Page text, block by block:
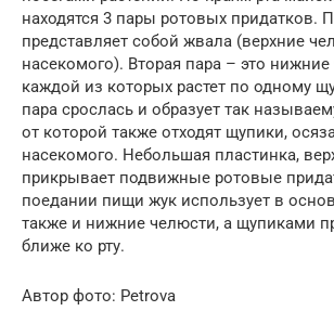
находятся 3 пары ротовых придатков.
представляет собой жвала (верхние
насекомого). Вторая пара – это
каждой из которых растет по одному
пара срослась и образует так
от которой также отходят щупики,
насекомого. Небольшая пластинка,
прикрывает подвижные ротовые
поедании пищи жук использует в
также и нижние челюсти, а щупиками
ближе ко рту.
Автор фото: Petrova